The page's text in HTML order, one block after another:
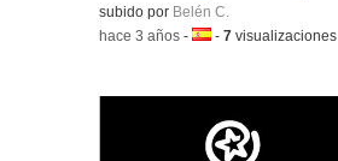
Contenido educativo.
subido por Belén C.
-hace 3 años -Idioma:
-7 visualizaciones